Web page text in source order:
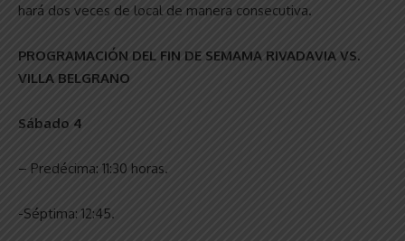
hará dos veces de local de manera consecutiva.
PROGRAMACIÓN DEL FIN DE SEMAMA RIVADAVIA VS.
VILLA BELGRANO
Sábado 4
– Predécima: 11:30 horas.
-Séptima: 12:45.